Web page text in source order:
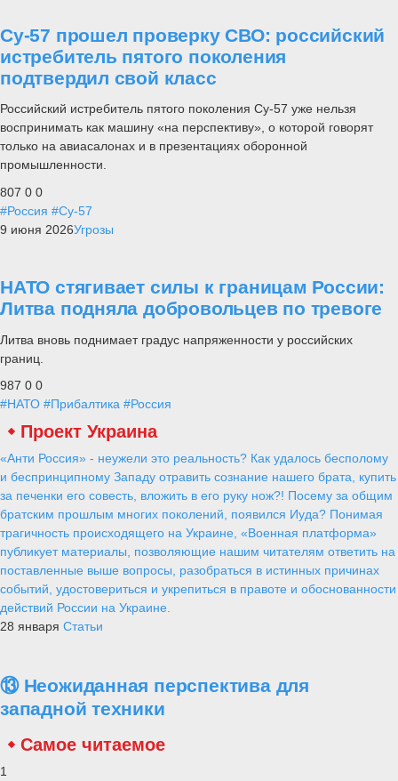
Су-57 прошел проверку СВО: российский
истребитель пятого поколения
подтвердил свой класс
Российский истребитель пятого поколения Су-57 уже нельзя
воспринимать как машину «на перспективу», о которой говорят
только на авиасалонах и в презентациях оборонной
промышленности.
807 0 0
#Россия #Су-57
9 июня 2026Угрозы
НАТО стягивает силы к границам России:
Литва подняла добровольцев по тревоге
Литва вновь поднимает градус напряженности у российских
границ.
987 0 0
#НАТО #Прибалтика #Россия
Проект Украина
«Анти Россия» - неужели это реальность? Как удалось бесполому
и беспринципному Западу отравить сознание нашего брата, купить
за печенки его совесть, вложить в его руку нож?! Посему за общим
братским прошлым многих поколений, появился Иуда? Понимая
трагичность происходящего на Украине, «Военная платформа»
публикует материалы, позволяющие нашим читателям ответить на
поставленные выше вопросы, разобраться в истинных причинах
событий, удостовериться и укрепиться в правоте и обоснованности
действий России на Украине.
28 января Статьи
⑬ Неожиданная перспектива для
западной техники
Самое читаемое
1